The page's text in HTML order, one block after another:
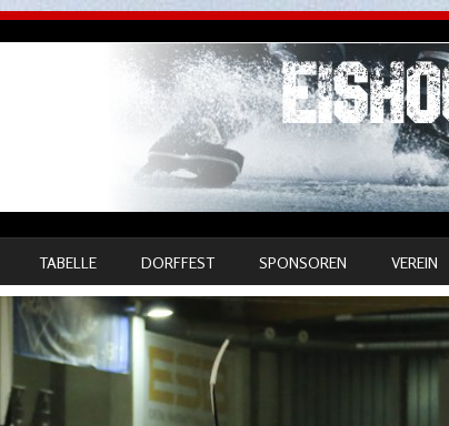
TABELLE DORFFEST SPONSOREN VEREIN